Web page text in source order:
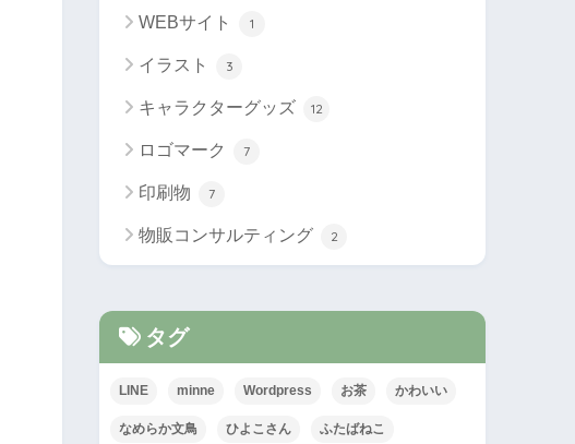
WEBサイト 1
イラスト 3
キャラクターグッズ 12
ロゴマーク 7
印刷物 7
物販コンサルティング 2
タグ
LINE minne Wordpress お茶 かわいい
なめらか文鳥 ひよこさん ふたばねこ